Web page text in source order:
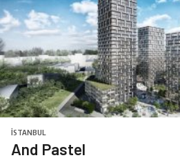
İSTANBUL
And Pastel